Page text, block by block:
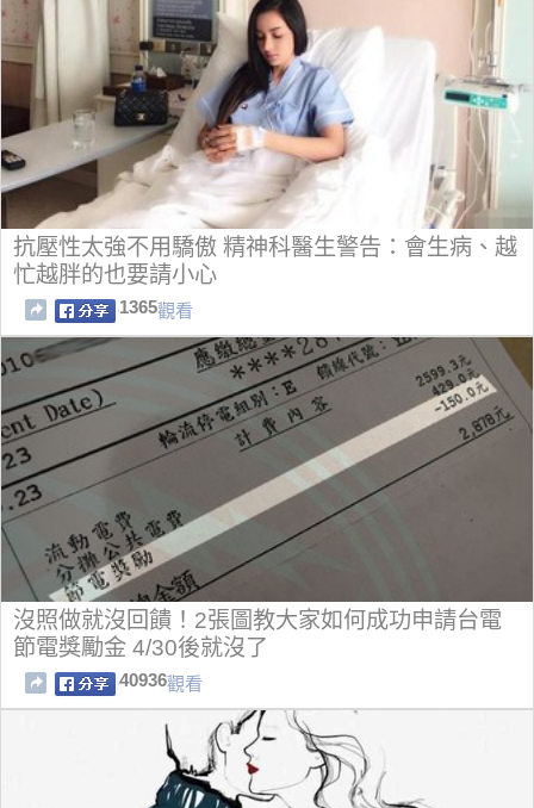
抗壓性太強不用驕傲 精神科醫生警告：會生病、越
忙越胖的也要請小心
1365觀看
沒照做就沒回饋！2張圖教大家如何成功申請台電
節電獎勵金 4/30後就沒了
40936觀看